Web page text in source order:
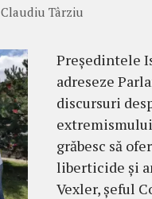
Claudiu Târziu
Președintele
adreseze
discursuri
grăbesc să
liberticide și
Vexler, șeful